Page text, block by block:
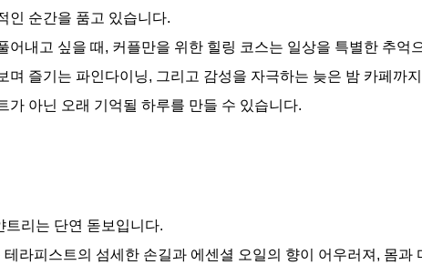
인 순간을 품고 있습니다.
내고 싶을 때, 커플만을 위한 힐링 코스는 일상을 특별한 추억
며 즐기는 파인다이닝, 그리고 감성을 자극하는 늦은 밤 카페
아닌 오래 기억될 하루를 만들 수 있습니다.
트리는 단연 돋보입니다.
라피스트의 섬세한 손길과 에센셜 오일의 향이 어우러져, 몸과